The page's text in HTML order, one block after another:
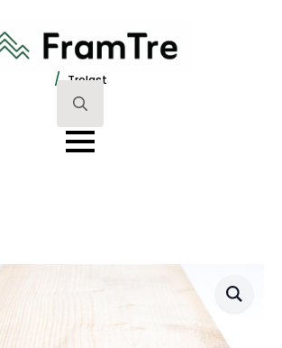
/ Trelast
Search
for: